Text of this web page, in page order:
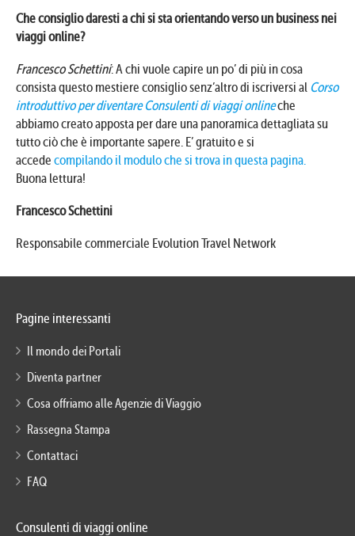
Che consiglio daresti a chi si sta orientando verso un business nei
viaggi online?
Francesco Schettini: A chi vuole capire un po’ di più in cosa
consista questo mestiere consiglio senz’altro di iscriversi al Corso
introduttivo per diventare Consulenti di viaggi onlineche
abbiamo creato apposta per dare una panoramica dettagliata su
tutto ciò che è importante sapere. E’ gratuito e si
accede compilando il modulo che si trova in questa pagina.
Buona lettura!
Francesco Schettini
Responsabile commerciale Evolution Travel Network
Pagine interessanti
Il mondo dei Portali
Diventa partner
Cosa offriamo alle Agenzie di Viaggio
Rassegna Stampa
Contattaci
FAQ
Consulenti di viaggi online